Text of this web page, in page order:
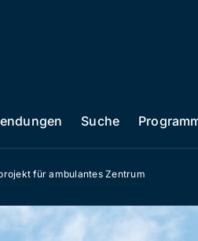
Suche
für ambulantes Zentrum